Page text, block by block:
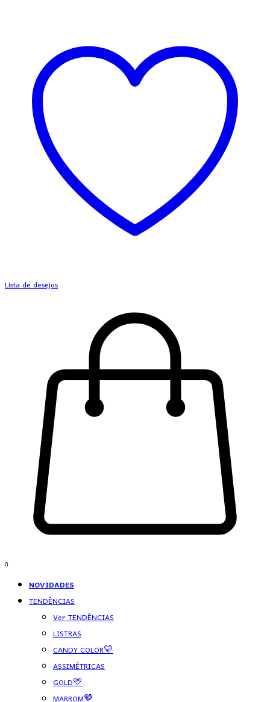
Lista de desejos
0
NOVIDADES
TENDÊNCIAS
Ver TENDÊNCIAS
LISTRAS
CANDY COLOR💛
ASSIMÉTRICAS
GOLD💛